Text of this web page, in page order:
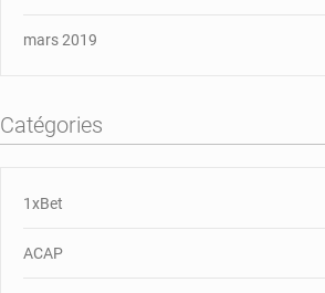
mars 2019
Catégories
1xBet
ACAP